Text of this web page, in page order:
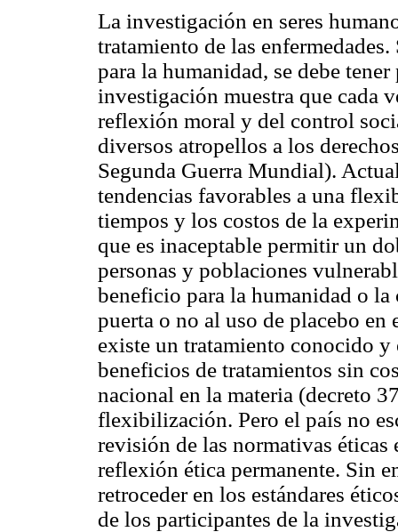
La investigación en seres
tratamiento de las
para la humanidad, se debe
investigación muestra que cada
reflexión moral y del control
diversos atropellos a los
Segunda Guerra Mundial).
tendencias favorables a una
tiempos y los costos de la
que es inaceptable permitir un
personas y poblaciones
beneficio para la humanidad o la
puerta o no al uso de placebo
existe un tratamiento conocido y
beneficios de tratamientos sin
nacional en la materia (decreto
flexibilización. Pero el país no
revisión de las normativas éticas
reflexión ética permanente. Sin
retroceder en los estándares
de los participantes de la